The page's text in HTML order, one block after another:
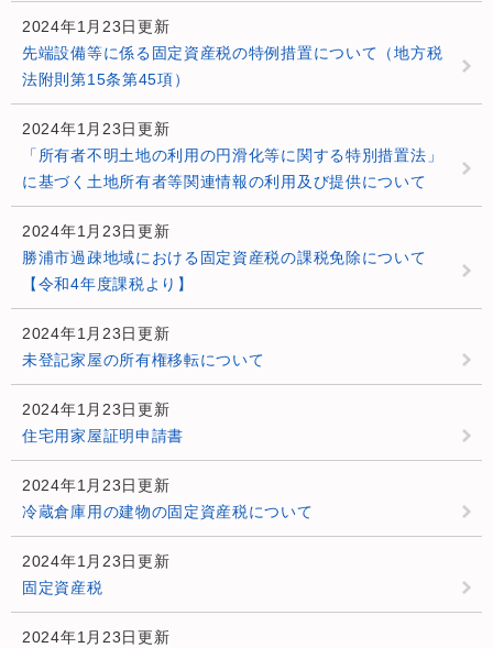
2024年1月23日更新
先端設備等に係る固定資産税の特例措置について（地方税
法附則第15条第45項）
2024年1月23日更新
「所有者不明土地の利用の円滑化等に関する特別措置法」
に基づく土地所有者等関連情報の利用及び提供について
2024年1月23日更新
勝浦市過疎地域における固定資産税の課税免除について
【令和4年度課税より】
2024年1月23日更新
未登記家屋の所有権移転について
2024年1月23日更新
住宅用家屋証明申請書
2024年1月23日更新
冷蔵倉庫用の建物の固定資産税について
2024年1月23日更新
固定資産税
2024年1月23日更新